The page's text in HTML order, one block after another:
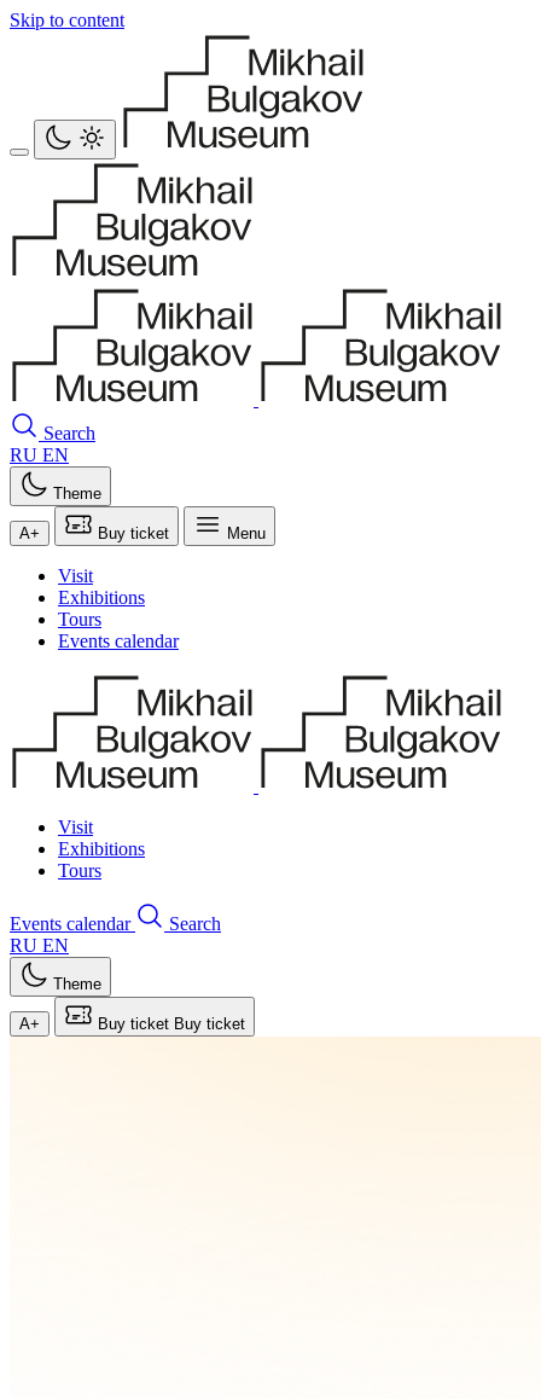
Skip to content
Search
RU EN
Theme
A+ Buy ticket Menu
Visit
Exhibitions
Tours
Events calendar
Visit
Exhibitions
Tours
Events calendar
Search
RU EN
Theme
A+ Buy ticket Buy ticket